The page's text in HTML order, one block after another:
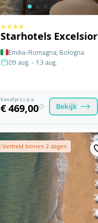
Starhotels Excelsior
Emilia-Romagna, Bologna
09 aug. - 13 aug.
Vanafprijs p.p.
€ 469,00 Bekijk
Vertrekt binnen 2 dagen